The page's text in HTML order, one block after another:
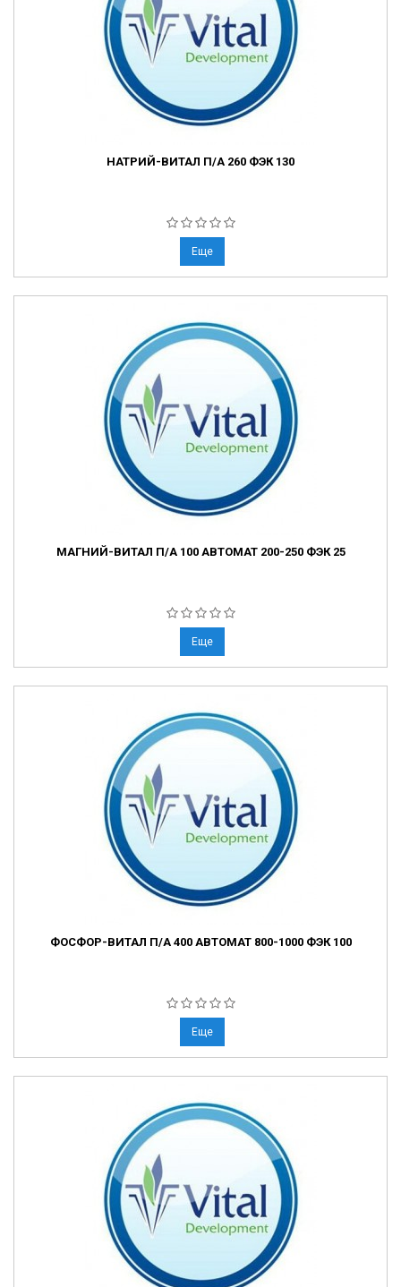
НАТРИЙ-ВИТАЛ П/А 260 ФЭК 130
Еще
МАГНИЙ-ВИТАЛ П/А 100 АВТОМАТ 200-250 ФЭК 25
Еще
ФОСФОР-ВИТАЛ П/А 400 АВТОМАТ 800-1000 ФЭК 100
Еще